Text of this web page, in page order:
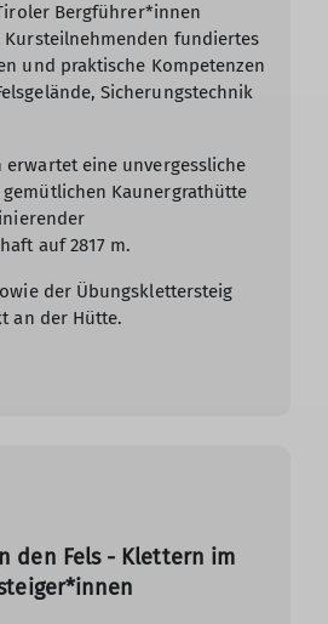
Bergführer*innen
fundiertes
und praktische Kompetenzen
Sicherungstechnik
erwartet eine unvergessliche
Kaunergrathütte
auf 2817 m.
der Übungsklettersteig
an der Hütte.
den Fels - Klettern im